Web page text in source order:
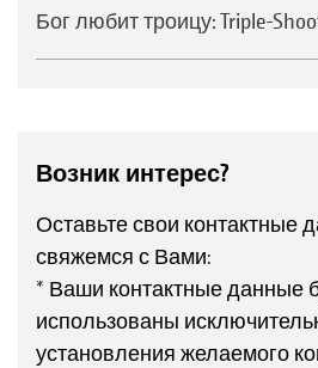
Бог любит троицу: Triple-
Возник интерес?
Оставьте свои контактные
свяжемся с Вами:
* Ваши контактные данные
использованы
установления желаемого